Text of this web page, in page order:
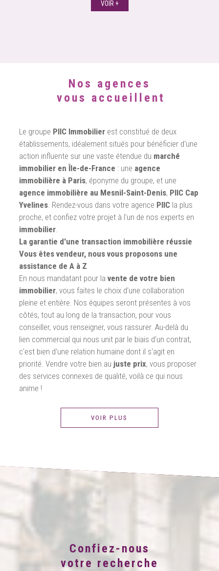
VOIR +
Nos agences
vous accueillent
Le groupe PIIC Immobilier est constitué de deux
établissements, idéalement situés pour bénéficier d'une
action influente sur une vaste étendue du marché
immobilier en Île-de-France : une agence
immobilière à Paris, éponyme du groupe, et une
agence immobilière au Mesnil-Saint-Denis, PIIC Cap
Yvelines. Rendez-vous dans votre agence PIIC la plus
proche, et confiez votre projet à l'un de nos experts en
immobilier.
La garantie d'une transaction immobilière réussie
Vous êtes vendeur, nous vous proposons une
assistance de A à Z
En nous mandatant pour la vente de votre bien
immobilier, vous faites le choix d'une collaboration
pleine et entière. Nos équipes seront présentes à vos
côtés, tout au long de la transaction, pour vous
conseiller, vous renseigner, vous rassurer. Au-delà du
lien commercial qui nous unit par le biais d'un contrat,
c'est bien d'une relation humaine dont il s'agit en
priorité. Vendre votre bien au juste prix, vous proposer
des services connexes de qualité, voilà ce qui nous
anime !
VOIR PLUS
Confiez-nous
votre recherche